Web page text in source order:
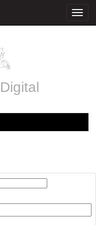
Digital